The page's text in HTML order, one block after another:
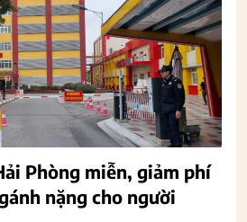
Phòng miễn, giảm phí
nặng cho người